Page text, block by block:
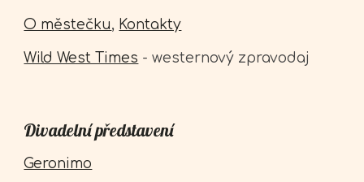
O městečku, Kontakty
Wild West Times - westernový zpravodaj
Divadelní představení
Geronimo